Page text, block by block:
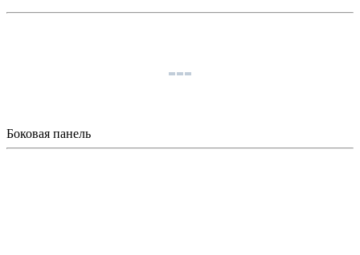
Боковая панель